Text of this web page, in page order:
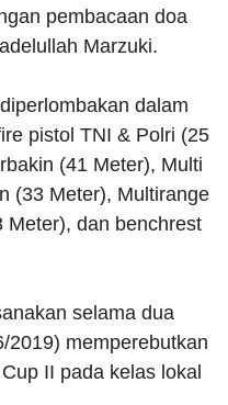
pembacaan doa
Marzuki.
dalam
pistol TNI & Polri (25
(41 Meter), Multi
(33 Meter), Multirange
Meter), dan benchrest
selama dua
2019) memperebutkan
II pada kelas lokal